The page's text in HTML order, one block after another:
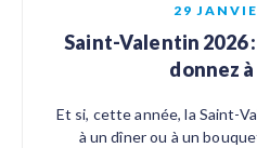
29
Saint-Valentin 2026
donnez
Et si, cette année, la Saint-
à un dîner ou à un